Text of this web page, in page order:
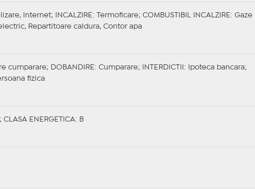
Internet; INCALZIRE : Termoficare; COMBUSTIBIL INCALZIRE : Gaze
Repartitoare caldura, Contor apa
cumparare; DOBANDIRE : Cumparare; INTERDICTII
: Ipoteca bancara;
fizica
CLASA ENERGETICA: B